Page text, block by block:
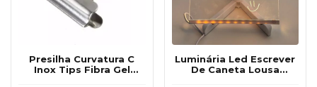
Presilha Curvatura C
Inox Tips Fibra Gel
Luminária Led Escrever
De Caneta Lousa